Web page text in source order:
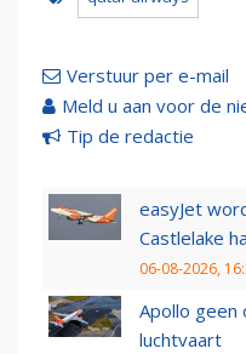
Verstuur per e-mail
Meld u aan voor de
Tip de redactie
easyJet
Castlelake
06-08-2026,
Apollo geen
luchtvaart